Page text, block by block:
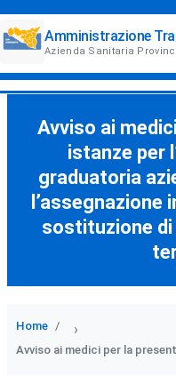
Amministrazione
Azienda Sanitaria
Avviso ai
istanze per
graduatoria
l’assegnazione
sostituzione
Home ›
Avviso ai medici per la